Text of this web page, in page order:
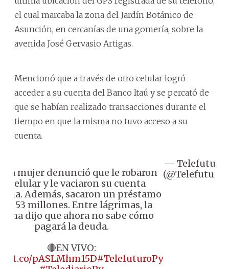
el cual marcaba la zona del Jardín Botánico de
Asunción, en cercanías de una gomería, sobre la
avenida José Gervasio Artigas.
Mencionó que a través de otro celular logró
acceder a su cuenta del Banco Itaú y se percató de
que se habían realizado transacciones durante el
tiempo en que la misma no tuvo acceso a su
cuenta.
mujer denunció que le robaron
celular y le vaciaron su cuenta
Además, sacaron un préstamo
G. 53 millones. Entre lágrimas, la
dijo que ahora no sabe cómo
pagará la deuda.
🔴EN VIVO:
t.co/pASLMhm15D#TelefuturoPy
— Telefuturo
(@Telefuturo)